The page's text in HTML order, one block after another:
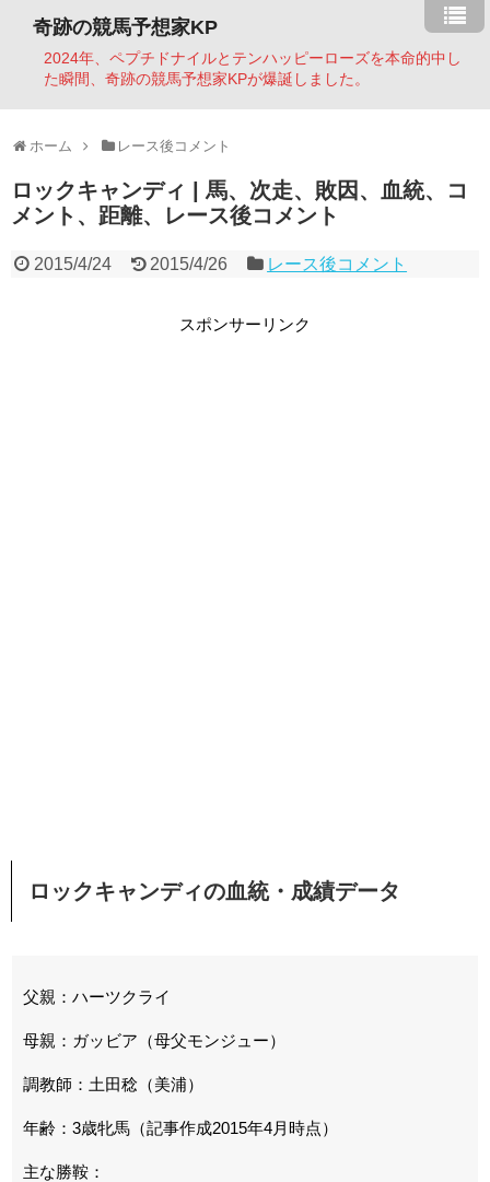
奇跡の競馬予想家KP
2024年、ペプチドナイルとテンハッピーローズを本命的中し
た瞬間、奇跡の競馬予想家KPが爆誕しました。
ホーム レース後コメント
ロックキャンディ | 馬、次走、敗因、血統、コ
メント、距離、レース後コメント
2015/4/24 2015/4/26 レース後コメント
スポンサーリンク
ロックキャンディの血統・成績データ
父親：ハーツクライ
母親：ガッビア（母父モンジュー）
調教師：土田稔（美浦）
年齢：3歳牝馬（記事作成2015年4月時点）
主な勝鞍：